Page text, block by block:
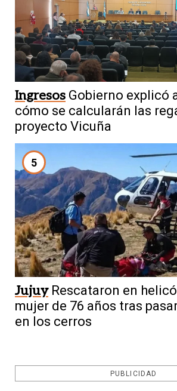
Ingresos Gobierno explicó
cómo se calcularán las
proyecto Vicuña
5
Jujuy Rescataron en
mujer de 76 años tras
en los cerros
PUBLICIDAD